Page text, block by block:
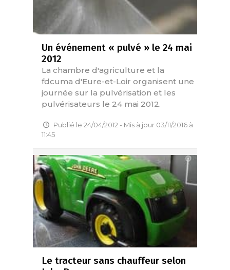
Un événement « pulvé » le 24 mai
2012
La chambre d'agriculture et la
fdcuma d'Eure-et-Loir organisent une
journée sur la pulvérisation et les
pulvérisateurs le 24 mai 2012.
Publié le 24/04/2012 - Mis à jour 03/11/2016 à
11:45
Le tracteur sans chauffeur selon